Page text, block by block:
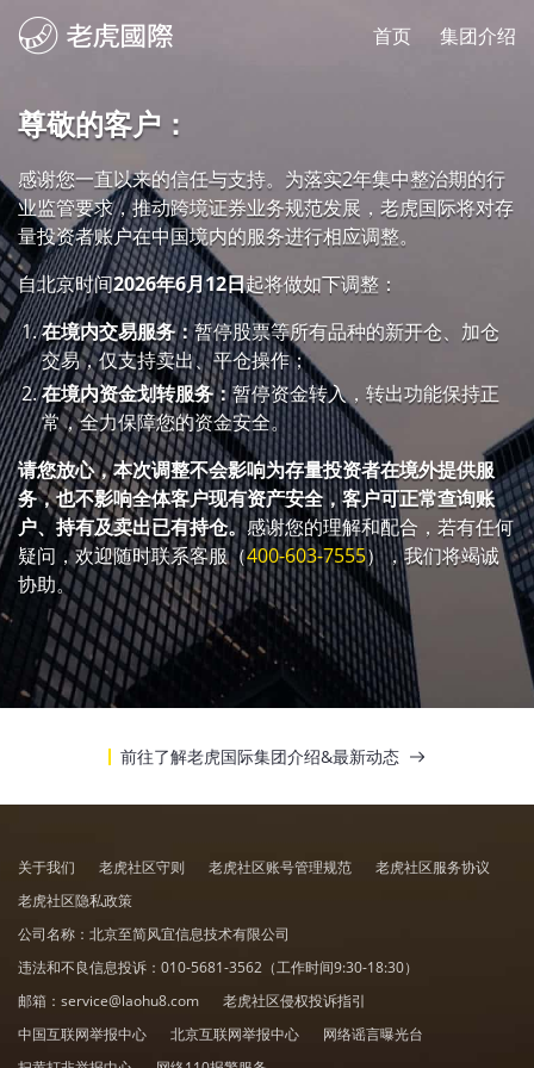
首页 集团介绍
尊敬的客户：
感谢您一直以来的信任与支持。为落实2年集中整治期的行
业监管要求，推动跨境证券业务规范发展，老虎国际将对存
量投资者账户在中国境内的服务进行相应调整。
自北京时间2026年6月12日起将做如下调整：
在境内交易服务：暂停股票等所有品种的新开仓、加仓
交易，仅支持卖出、平仓操作；
在境内资金划转服务：暂停资金转入，转出功能保持正
常，全力保障您的资金安全。
请您放心，本次调整不会影响为存量投资者在境外提供服
务，也不影响全体客户现有资产安全，客户可正常查询账
户、持有及卖出已有持仓。感谢您的理解和配合，若有任何
疑问，欢迎随时联系客服（400-603-7555），我们将竭诚
协助。
前往了解老虎国际集团介绍&最新动态
关于我们 老虎社区守则 老虎社区账号管理规范
老虎社区服务协议
老虎社区隐私政策
公司名称：北京至简风宜信息技术有限公司
违法和不良信息投诉： 010-5681-3562 （工作时间9:30-18:30）
邮箱： service@laohu8.com
老虎社区侵权投诉指引
中国互联网举报中心
北京互联网举报中心
网络谣言曝光台